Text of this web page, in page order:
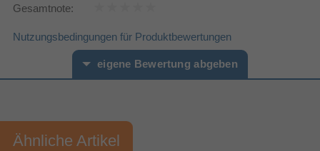
Kompatibilität Nintendo Switch, Nintendo Switch OLED
Pink
Markenkompatibilität
Gesamtnote:
Nutzungsbedingungen für Produktbewertungen
eigene Bewertung abgeben
Ihre Bewertung:
Ähnliche Artikel